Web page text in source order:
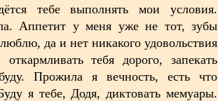
тебе выполнять мои условия.
Аппетит у меня уже не тот, зубы
да и нет никакого удовольствия
тебя дорого, запекать
Прожила я вечность, есть что
я тебе, Додя, диктовать мемуары.